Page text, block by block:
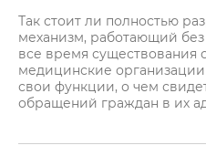
Так стоит ли полностью
механизм, работающий без
все время
медицинские
свои функции, о чем
обращений граждан в их